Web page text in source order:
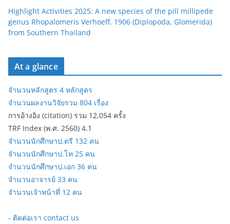
Highlight Activities 2025: A new species of the pill millipede
genus Rhopalomeris Verhoeff, 1906 (Diplopoda, Glomerida)
from Southern Thailand
At a glance
จำนวนหลักสูตร 4 หลักสูตร
จำนวนผลงานวิจัยรวม 804 เรื่อง
การอ้างอิง (citation) รวม 12,054 ครั้ง
TRF Index (พ.ศ. 2560) 4.1
จำนวนนักศึกษาป.ตรี 132 คน
จำนวนนักศึกษาป.โท 25 คน
จำนวนนักศึกษาป.เอก 36 คน
จำนวนอาจารย์ 33 คน
จำนวนเจ้าหน้าที่ 12 คน
- ติดต่อเรา contact us